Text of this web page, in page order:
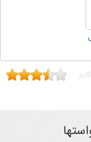
کاربر